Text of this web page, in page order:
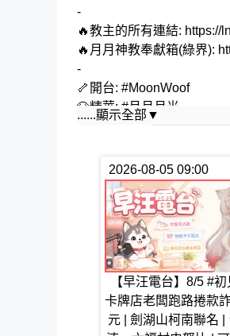
-
🔥教主的所有連結: https://
🔥月月神教奉獻箱(綠界):
-
🦴開台: #MoonWoof
🐶精華: #月月月光
🦴迷因: #MoonMeme
🔥請勿提及其他教主沒有
🔥請勿洗版或做出謾罵、
🔥請勿在別人的台，主動
🔥信月月得永生汪汪汪🌙
#vtuber #新人vtuber ​#台
......顯示全部▼
2026-08-05 09:00
【早汪電台】8/5 #
卡牌店老闆跑路捲款
元 | 劍湖山柯南聯名 |